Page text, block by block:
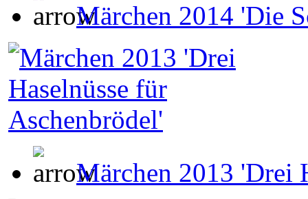
Märchen 2014 'Die
Märchen 2013 'Drei